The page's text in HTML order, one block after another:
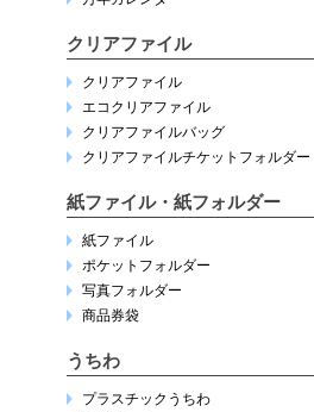
クリアファイル
クリアファイル
エコクリアファイル
クリアファイルバッグ
クリアファイルチケットフォルダー
紙ファイル・紙フォルダー
紙ファイル
ポケットフォルダー
写真フォルダー
商品券袋
うちわ
プラスチックうちわ